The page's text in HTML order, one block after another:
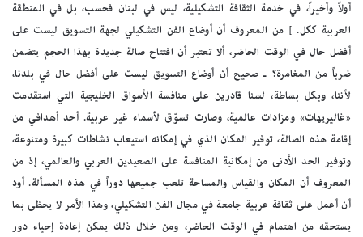
أولاً وأخيراً، في خدمة الثقافة التشكيلية، ليس في لبنان فحسب، بل في المنطقة
العربية ككل. ] من المعروف أن أوضاع الفن التشكيلي لجهة التسويق ليست على
أفضل حال في الوقت الحاضر، ألا تعتبر أن افتتاح صالة جديدة بهذا الحجم يتضمن
ضرباً من المغامرة؟ ـ صحيح أن أوضاع التسويق ليست على أفضل حال في بلدنا،
لأننا، وبكل بساطة، لسنا قادرين على منافسة الأسواق الخليجية التي استقدمت
«غاليريهات» ومزادات عالمية، وصارت تسوّق لأسماء غير عربية. أحد أهدافي من
إقامة هذه الصالة، توفير المكان الذي في إمكانه استيعاب نشاطات كبيرة ومتنوعة،
وتوفير الحد الأدنى من إمكانية المنافسة على الصعيدين العربي والعالمي، إذ من
المعروف أن المكان والقياس والمساحة تلعب جميعها دوراً في هذه المسألة. أود
أن أعمل على ثقافة عربية جامعة في مجال الفن التشكيلي، وهذا الأمر لا يحظى بما
يستحقه من اهتمام في الوقت الحاضر، ومن خلال ذلك يمكن إعادة إحياء دور